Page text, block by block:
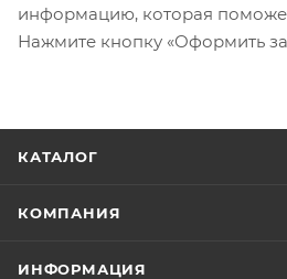
информацию, которая
Нажмите кнопку «Оформить
КАТАЛОГ
КОМПАНИЯ
ИНФОРМАЦИЯ